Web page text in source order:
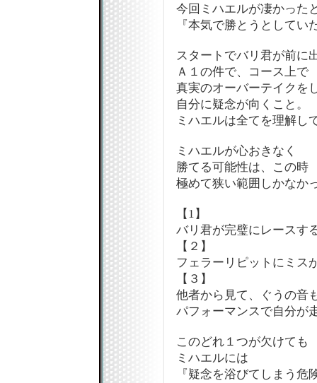
今回ミハエルが凄かった
『本気で勝とうとしてい
スタートでバリ君が前に
Ａ１の件で、コース上で
真実のオーバーテイクを
自分に疑念が向くこと。
ミハエルは全てを理解し
ミハエルが心おきなく
勝てる可能性は、この時
極めて狭い範囲しかなか
【1】
バリ君が完璧にレースす
【２】
フェラーリピットにミス
【３】
他者から見て、ぐうの音
パフォーマンスで自分が
このどれ１つが欠けても
ミハエルには
『疑念を浴びてしまう危